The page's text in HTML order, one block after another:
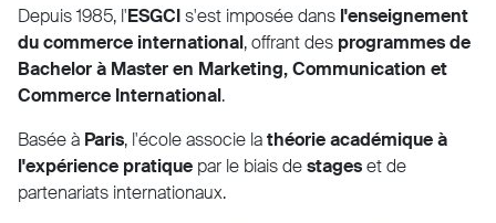
Depuis 1985, l'ESGCIs'est imposée dans l'enseignement
du commerce international, offrant des programmes de
Bachelor à Master en Marketing, Communication et
Commerce International.
Basée à Paris, l'école associe lathéorie académique à
l'expérience pratique par le biais destageset de
partenariats internationaux.